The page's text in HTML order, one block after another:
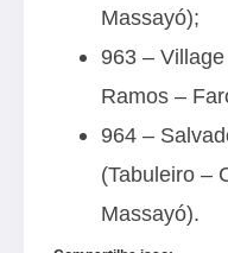
Massayó);
963 –
Ramos –
964 –
(Tabuleiro –
Massayó).